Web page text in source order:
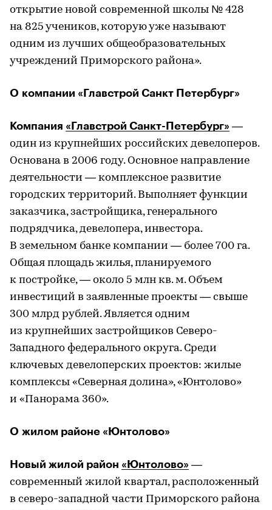
открытие новой современной школы № 428
на 825 учеников, которую уже называют
одним из лучших общеобразовательных
учреждений Приморского района».
О компании «Главстрой Санкт Петербург»
Компания «Главстрой Санкт-Петербург» —
один из крупнейших российских девелоперов.
Основана в 2006 году. Основное направление
деятельности — комплексное развитие
городских территорий. Выполняет функции
заказчика, застройщика, генерального
подрядчика, девелопера, инвестора.
В земельном банке компании — более 700 га.
Общая площадь жилья, планируемого
к постройке, — около 5 млн кв. м. Объем
инвестиций в заявленные проекты — свыше
300 млрд рублей. Является одним
из крупнейших застройщиков Северо-
Западного федерального округа. Среди
ключевых девелоперских проектов: жилые
комплексы «Северная долина», «Юнтолово»
и «Панорама 360».
О жилом районе «Юнтолово»
Новый жилой район «Юнтолово» —
современный жилой квартал, расположенный
в северо-западной части Приморского района